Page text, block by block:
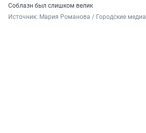
Соблазн был слишком велик
Источник: Мария Романова / Городские медиа